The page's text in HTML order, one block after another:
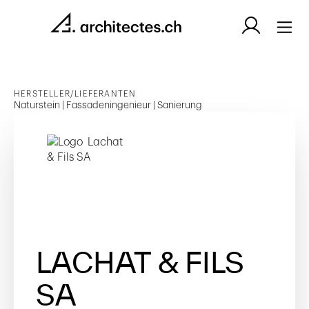
HERSTELLER/LIEFERANTEN
Naturstein | Fassadeningenieur | Sanierung
LACHAT & FILS
SA